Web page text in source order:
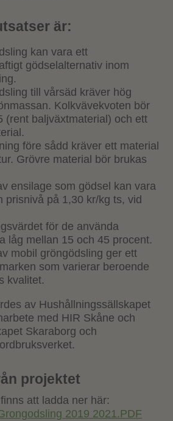
är:
kan vara ett
gödselalternativ inom
till vårsäd kräver hög
Kolkvävekvoten bör
(rent baljväxtmaterial) och ett
före sådd kräver ett material
Grövre material bör brukas
ensilage som gödsel kan vara
prisnivå på 1,30 kr/kg ts, vid
för de använda
låg mellan 15 och 45 procent.
mobil gröngödsling ger ett
som varierar beroende
kvalitet.
av Hushållningssällskapet
med HIR Skåne och
Skaraborg och
projektet
att ladda ner här:
2019 2021.PDF